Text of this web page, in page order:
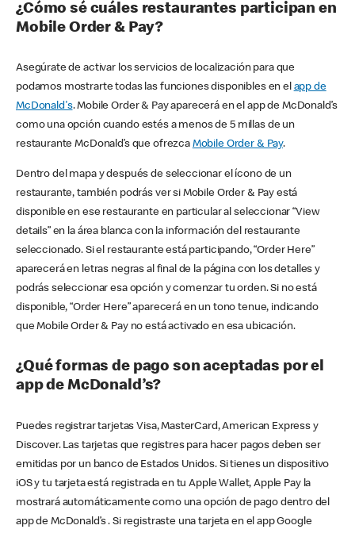
¿Cómo sé cuáles restaurantes participan en
Mobile Order & Pay?
Asegúrate de activar los servicios de localización para que
podamos mostrarte todas las funciones disponibles en el app de
McDonald's. Mobile Order & Pay aparecerá en el app de McDonald’s
como una opción cuando estés a menos de 5 millas de un
restaurante McDonald’s que ofrezca Mobile Order & Pay.
Dentro del mapa y después de seleccionar el ícono de un
restaurante, también podrás ver si Mobile Order & Pay está
disponible en ese restaurante en particular al seleccionar “View
details” en la área blanca con la información del restaurante
seleccionado. Si el restaurante está participando, “Order Here”
aparecerá en letras negras al final de la página con los detalles y
podrás seleccionar esa opción y comenzar tu orden. Si no está
disponible, “Order Here” aparecerá en un tono tenue, indicando
que Mobile Order & Pay no está activado en esa ubicación.
¿Qué formas de pago son aceptadas por el
app de McDonald’s?
Puedes registrar tarjetas Visa, MasterCard, American Express y
Discover. Las tarjetas que registres para hacer pagos deben ser
emitidas por un banco de Estados Unidos. Si tienes un dispositivo
iOS y tu tarjeta está registrada en tu Apple Wallet, Apple Pay la
mostrará automáticamente como una opción de pago dentro del
app de McDonald’s . Si registraste una tarjeta en el app Google